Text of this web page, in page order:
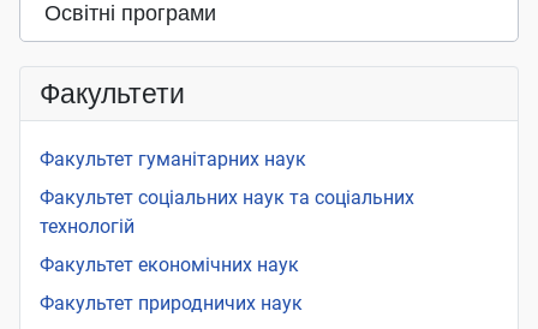
Освітні програми
Факультети
Факультет гуманітарних наук
Факультет соціальних наук та соціальних
технологій
Факультет економічних наук
Факультет природничих наук